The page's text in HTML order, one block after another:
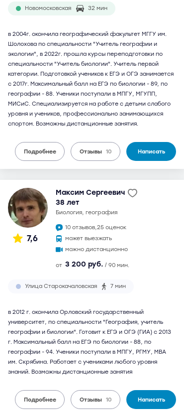
Новомосковская 32 мин
в 2004г. окончила географический факультет МГГУ им.
Шолохова по специальности "Учитель географии и
экологии", в 2022г. прошла курсы переподготовки по
специальности "Учитель биологии". Учитель первой
категории. Подготовкой учеников к ЕГЭ и ОГЭ занимается
с 2017г. Максимальный балл на ЕГЭ по биологии - 89, по
географии - 88. Ученики поступали в МПГУ, МГУПП,
МИСиС. Специализируется на работе с детьми слабого
уровня и учеников, профессионально занимающихся
спортом. Возможны дистанционные занятия.
Подробнее Отзывы 10 Написать
7,6
Максим Сергеевич
38 лет
биология, география
10 отзывов,25 оценок
может выезжать
можно дистанционно
от 3 200 руб. / 90 мин.
Улица Старокачаловская 7 мин
в 2012 г. окончила Орловский государственный
университет, по специальности "География, учитель
географии и биологии". Готовит к ЕГЭ и ОГЭ (ГИА) с 2013
г. Максимальный балл на ЕГЭ по биологии - 88, по
географии - 94. Ученики поступали в МПГУ, РГМУ, МВА
им. Скрябина. Работает с учениками любого уровня
знаний. Возможны дистанционные занятия
Подробнее Отзывы 10 Написать